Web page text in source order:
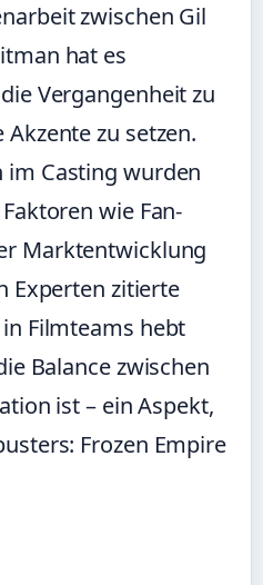
zwischen Gil
hat es
Vergangenheit zu
zu setzen.
im Casting wurden
wie Fan-
Marktentwicklung
Experten zitierte
Filmteams hebt
Balance zwischen
ist – ein Aspekt,
Frozen Empire